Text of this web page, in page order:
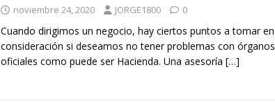
noviembre 24, 2020 JORGE1800 0
Cuando dirigimos un negocio, hay ciertos puntos a tomar en
consideración si deseamos no tener problemas con órganos
oficiales como puede ser Hacienda. Una asesoría […]